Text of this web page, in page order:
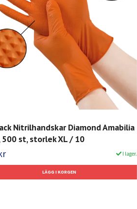
Nitrilhandskar Diamond Amabilia
500 st, storlek XL / 10
I lager.